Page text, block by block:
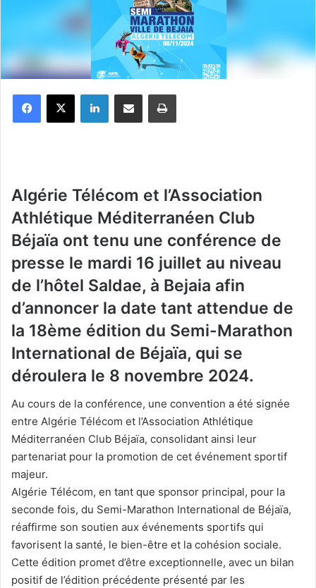
Algérie Télécom et l’Association
Athlétique Méditerranéen Club
Béjaïa ont tenu une conférence de
presse le mardi 16 juillet au niveau
de l’hôtel Saldae, à Bejaia afin
d’annoncer la date tant attendue de
la 18ème édition du Semi-Marathon
International de Béjaïa, qui se
déroulera le 8 novembre 2024.
Au cours de la conférence, une convention a été signée
entre Algérie Télécom et l’Association Athlétique
Méditerranéen Club Béjaïa, consolidant ainsi leur
partenariat pour la promotion de cet événement sportif
majeur.
Algérie Télécom, en tant que sponsor principal, pour la
seconde fois, du Semi-Marathon International de Béjaïa,
réaffirme son soutien aux événements sportifs qui
favorisent la santé, le bien-être et la cohésion sociale.
Cette édition promet d’être exceptionnelle, avec un bilan
positif de l’édition précédente présenté par les